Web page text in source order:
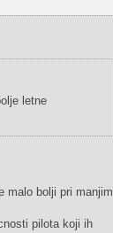
letne
malo bolji pri manjim
pilota koji ih